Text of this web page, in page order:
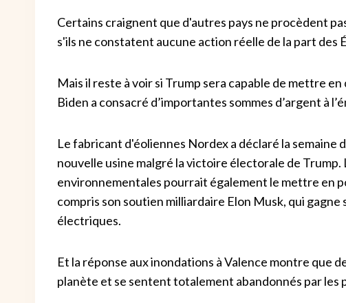
Certains craignent que d'autres pays ne procèdent
s'ils ne constatent aucune action réelle de la part des
Mais il reste à voir si Trump sera capable de mettre
Biden a consacré d’importantes sommes d’argent à
Le fabricant d'éoliennes Nordex a déclaré la
nouvelle usine malgré la victoire électorale de
environnementales pourrait également le mettre en
compris son soutien milliardaire Elon Musk, qui
électriques.
Et la réponse aux inondations à Valence montre que
planète et se sentent totalement abandonnés par les